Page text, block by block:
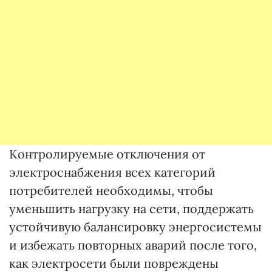
Контролируемые отключения от
электроснабжения всех категорий
потребителей необходимы, чтобы
уменьшить нагрузку на сети, поддержать
устойчивую балансировку энергосистемы
и избежать повторных аварий после того,
как электросети были повреждены